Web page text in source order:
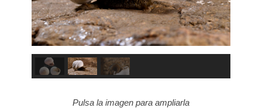
Pulsa la imagen para ampliarla